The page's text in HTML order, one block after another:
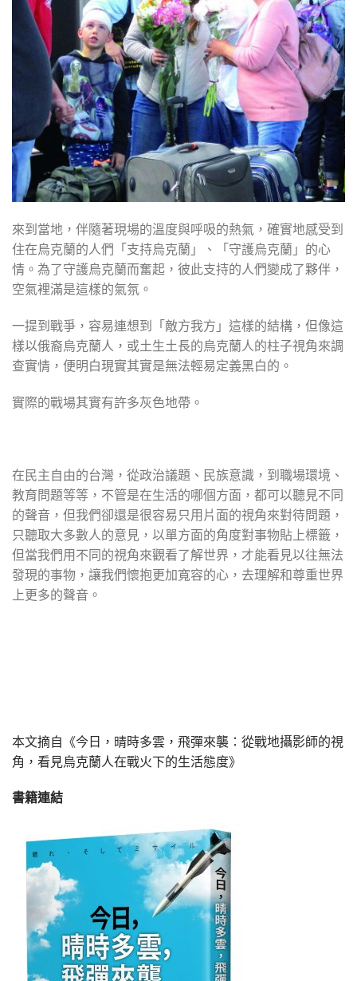
來到當地，伴隨著現場的溫度與呼吸的熱氣，確實地感受到
住在烏克蘭的人們「支持烏克蘭」、「守護烏克蘭」的心
情。為了守護烏克蘭而奮起，彼此支持的人們變成了夥伴，
空氣裡滿是這樣的氣氛。
一提到戰爭，容易連想到「敵方我方」這樣的結構，但像這
樣以俄裔烏克蘭人，或土生土長的烏克蘭人的柱子視角來調
查實情，便明白現實其實是無法輕易定義黑白的。
實際的戰場其實有許多灰色地帶。
在民主自由的台灣，從政治議題、民族意識，到職場環境、
教育問題等等，不管是在生活的哪個方面，都可以聽見不同
的聲音，但我們卻還是很容易只用片面的視角來對待問題，
只聽取大多數人的意見，以單方面的角度對事物貼上標籤，
但當我們用不同的視角來觀看了解世界，才能看見以往無法
發現的事物，讓我們懷抱更加寬容的心，去理解和尊重世界
上更多的聲音。
本文摘自 《今日，晴時多雲，飛彈來襲：從戰地攝影師的視
角，看見烏克蘭人在戰火下的生活態度》
書籍連結